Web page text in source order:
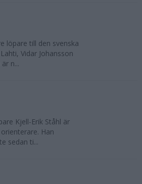
löpare till den svenska
Vidar Johansson
n...
Kjell-Erik Ståhl är
Han
sedan ti...